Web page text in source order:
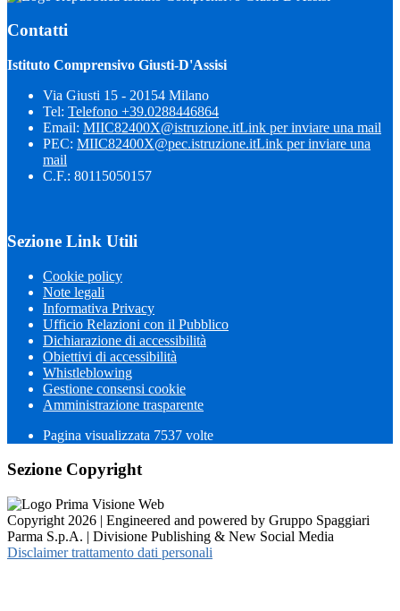
Contatti
Istituto Comprensivo Giusti-D'Assisi
Via Giusti 15 - 20154 Milano
Tel: Telefono +39.0288446864
Email: MIIC82400X@istruzione.itLink per inviare una mail
PEC: MIIC82400X@pec.istruzione.itLink per inviare una
mail
C.F.: 80115050157
Sezione Link Utili
Cookie policy
Note legali
Informativa Privacy
Ufficio Relazioni con il Pubblico
Dichiarazione di accessibilità
Obiettivi di accessibilità
Whistleblowing
Gestione consensi cookie
Amministrazione trasparente
Pagina visualizzata 7537 volte
Sezione Copyright
Copyright 2026 | Engineered and powered by Gruppo Spaggiari
Parma S.p.A. | Divisione Publishing & New Social Media
Disclaimer trattamento dati personali